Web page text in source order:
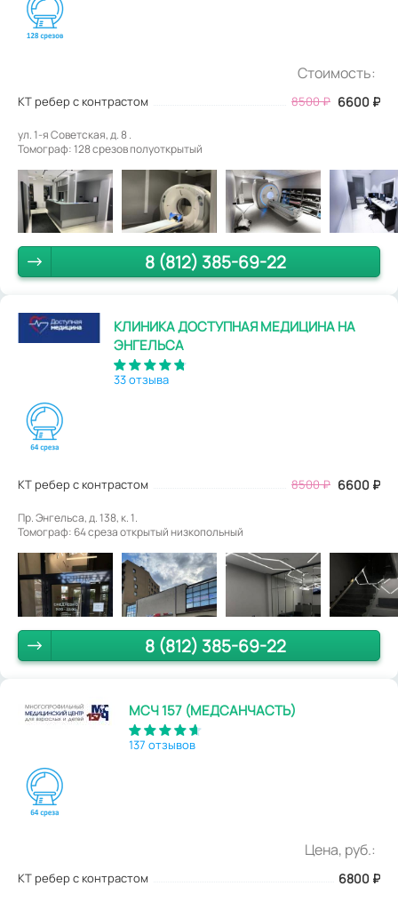
Стоимость:
КТ ребер с контрастом 8500₽ 6600 ₽
ул. 1-я Советская, д. 8 .
Томограф: 128 срезов полуоткрытый
8 (812) 385-69-22
КЛИНИКА ДОСТУПНАЯ МЕДИЦИНА НА
ЭНГЕЛЬСА
33 отзыва
КТ ребер с контрастом 8500₽ 6600 ₽
Пр. Энгельса, д. 138, к. 1.
Томограф: 64 среза открытый низкопольный
8 (812) 385-69-22
МСЧ 157 (МЕДСАНЧАСТЬ)
137 отзывов
Цена, руб.:
КТ ребер с контрастом 6800 ₽